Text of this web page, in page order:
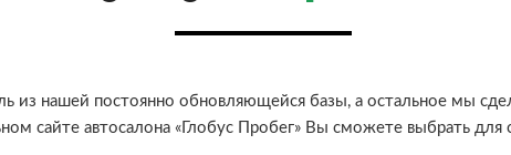
из нашей постоянно обновляющейся базы, а остальное мы
сайте автосалона «Глобус Пробег» Вы сможете выбрать